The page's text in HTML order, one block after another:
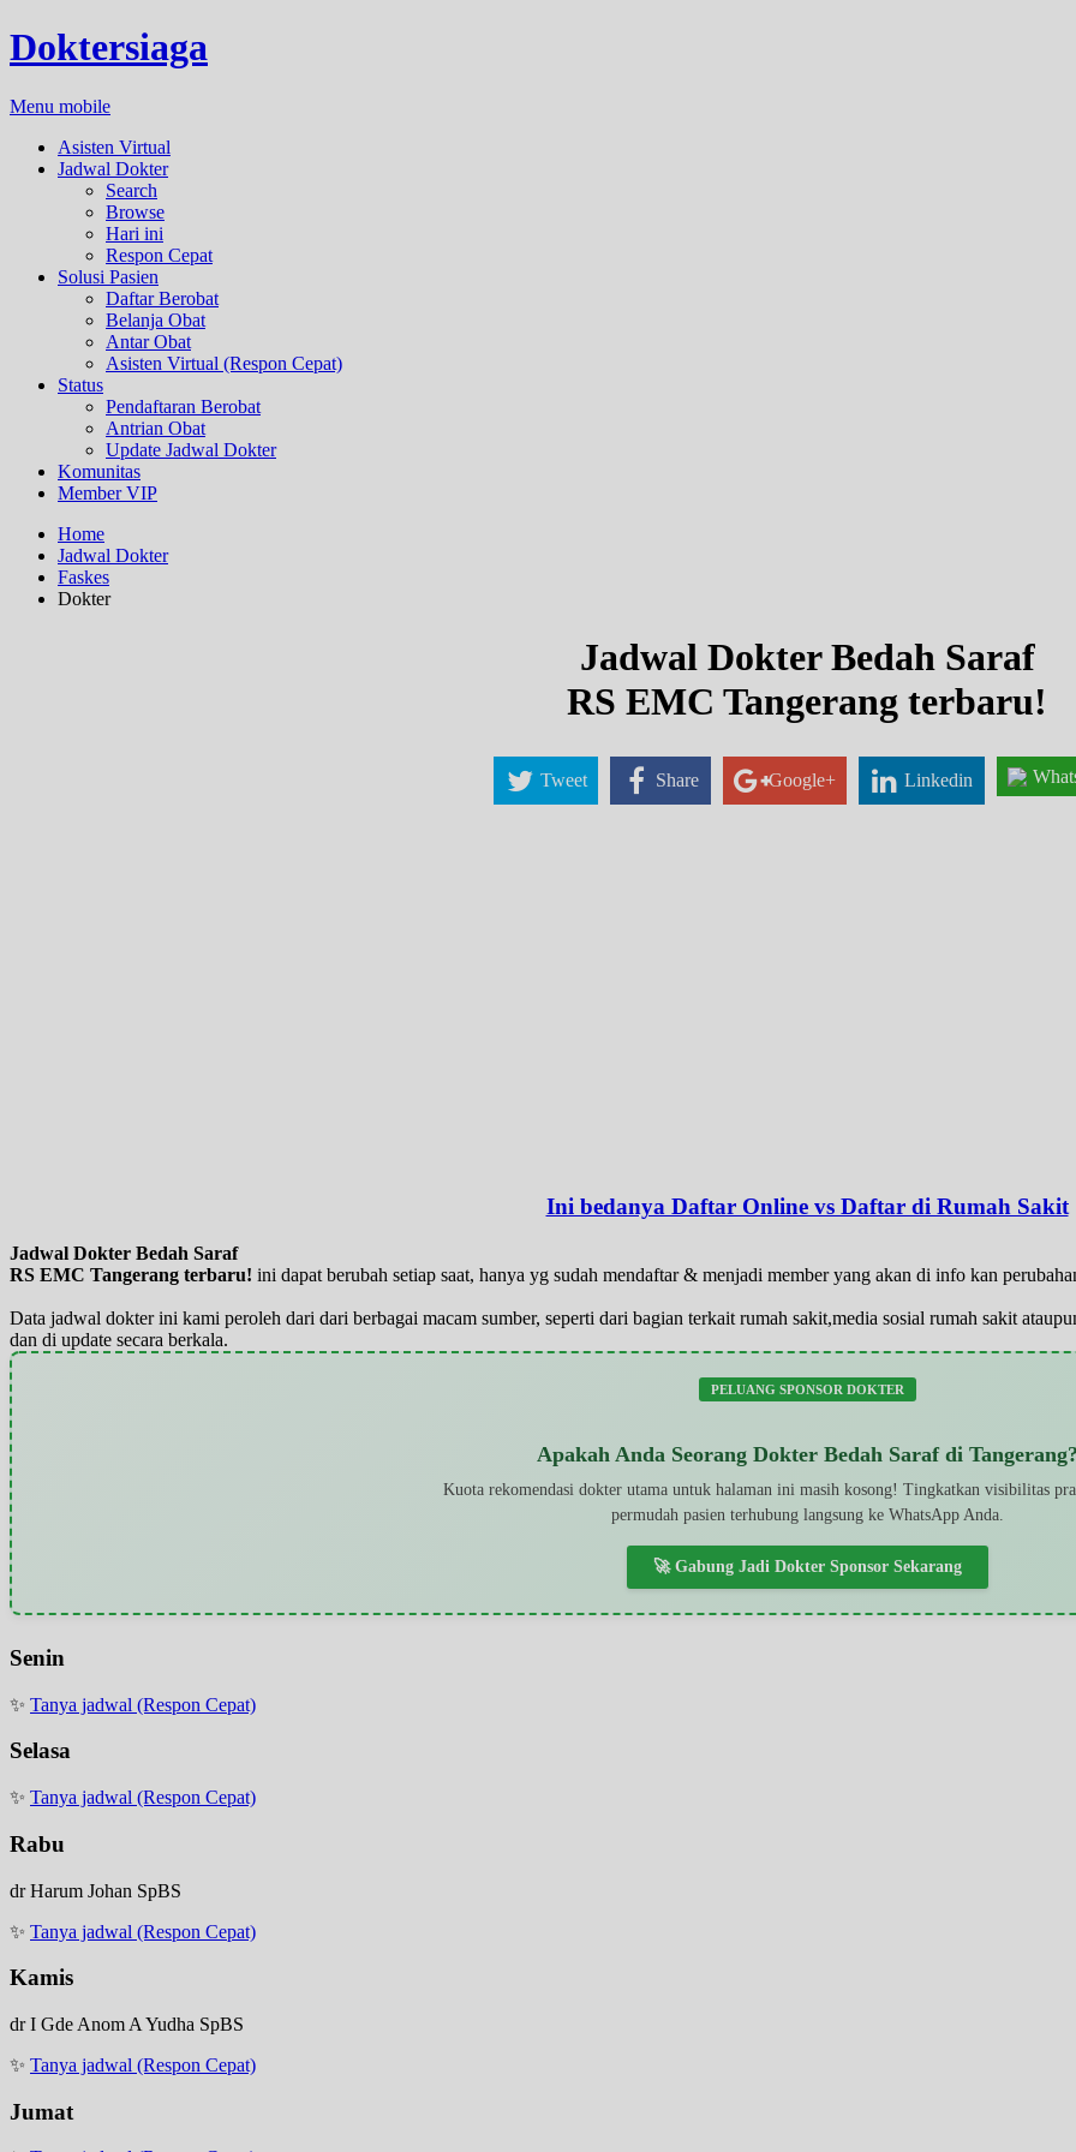
Doktersiaga
Menu mobile
Asisten Virtual
Jadwal Dokter
Search
Browse
Hari ini
Respon Cepat
Solusi Pasien
Daftar Berobat
Belanja Obat
Antar Obat
Asisten Virtual (Respon Cepat)
Status
Pendaftaran Berobat
Antrian Obat
Update Jadwal Dokter
Komunitas
Member VIP
Home
Jadwal Dokter
Faskes
Dokter
Jadwal Dokter Bedah Saraf
RS EMC Tangerang terbaru!
Tweet Share Google+ Linkedin
Ini bedanya Daftar Online vs Daftar di Rumah Sakit
Jadwal Dokter Bedah Saraf
RS EMC Tangerang terbaru! ini dapat berubah setiap saat, hanya yg sudah mendaftar & menjadi member yang akan di info kan
Data jadwal dokter ini kami peroleh dari dari berbagai macam sumber, seperti dari bagian terkait rumah sakit,media sosial rumah sakit
dan di update secara berkala.
PELUANG SPONSOR DOKTER
Apakah Anda Seorang Dokter Bedah Saraf di
Kuota rekomendasi dokter utama untuk halaman ini masih kosong! Tingkatkan visibilitas
permudah pasien terhubung langsung ke WhatsApp Anda.
🚀 Gabung Jadi Dokter Sponsor Sekarang
Senin
✨ Tanya jadwal (Respon Cepat)
Selasa
✨ Tanya jadwal (Respon Cepat)
Rabu
dr Harum Johan SpBS
✨ Tanya jadwal (Respon Cepat)
Kamis
dr I Gde Anom A Yudha SpBS
✨ Tanya jadwal (Respon Cepat)
Jumat